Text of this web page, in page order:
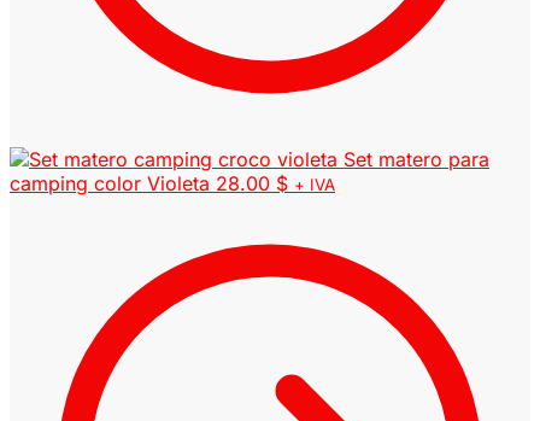
Set matero para
camping color Violeta 28.00 $ + IVA